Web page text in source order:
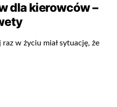
dla kierowców –
w życiu miał sytuację, że